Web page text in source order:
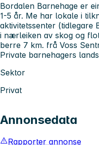
Bordalen Barnehage er
1-5 år. Me har lokale i
aktivitetssenter (tidlegare
i nærleiken av skog og
berre 7 km. frå Voss
Private barnehagers
Sektor
Privat
Annonsedata
Rapporter annonse